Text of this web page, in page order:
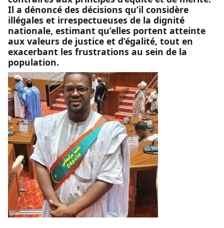
Il a dénoncé des décisions qu’il considère
illégales et irrespectueuses de la dignité
nationale, estimant qu’elles portent atteinte
aux valeurs de justice et d’égalité, tout en
exacerbant les frustrations au sein de la
population.